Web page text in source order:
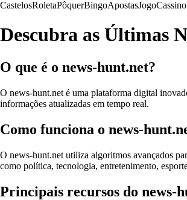
CastelosRoletaPôquerBingoApostasJogoCassino
Descubra as Últimas
O que é o news-hunt.net?
O news-hunt.net é uma plataforma digital
informações atualizadas em tempo real.
Como funciona o news-
O news-hunt.net utiliza algoritmos avançados
como política, tecnologia, entretenimento,
Principais recursos do news-